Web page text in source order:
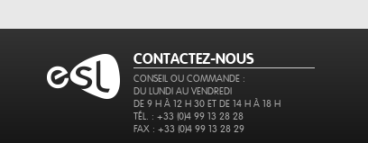
CONTACTEZ-NOUS
CONSEIL OU COMMANDE :
DU LUNDI AU VENDREDI
DE 9 H À 12 H 30 ET DE 14 H À 18 H
TÉL. : +33 (0)4 99 13 28 28
FAX : +33 (0)4 99 13 28 29